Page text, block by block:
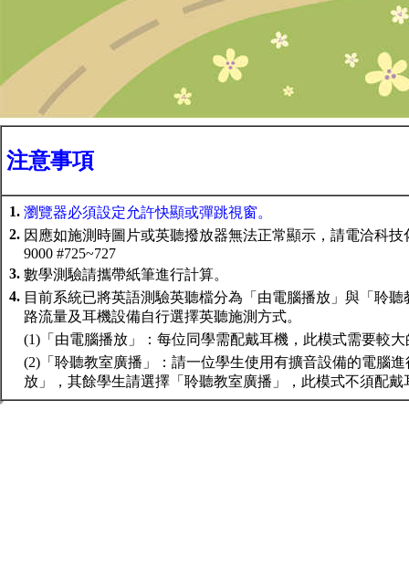
注意事項
1. 瀏覽器必須設定允許快顯或彈跳視窗。
2. 因應如施測時圖片或英聽撥放器無法正常顯示，請電洽科技
9000 #725~727
3. 數學測驗請攜帶紙筆進行計算。
4. 目前系統已將英語測驗英聽檔分為「由電腦播放」與「聆
路流量及耳機設備自行選擇英聽施測方式。
(1)「由電腦播放」：每位同學需配戴耳機，此模式需要較
(2)「聆聽教室廣播」：請一位學生使用有擴音設備的電腦
放」，其餘學生請選擇「聆聽教室廣播」，此模式不須配